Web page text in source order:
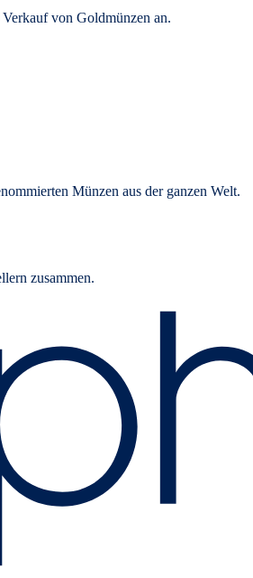
von Goldmünzen an.
Münzen aus der ganzen Welt.
zusammen.